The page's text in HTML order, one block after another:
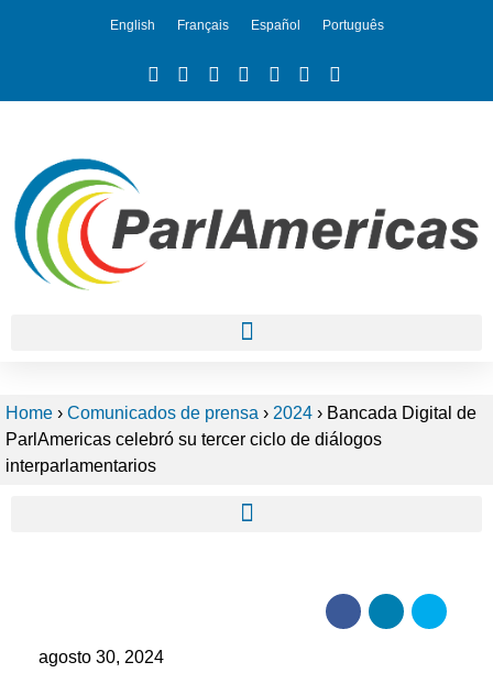
English Français Español Português
Home › Comunicados de prensa › 2024 › Bancada Digital de
ParlAmericas celebró su tercer ciclo de diálogos
interparlamentarios
agosto 30, 2024